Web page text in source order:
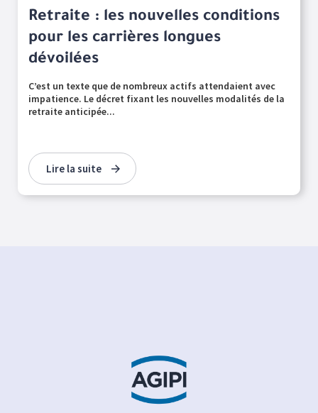
Retraite : les nouvelles conditions
pour les carrières longues
dévoilées
C’est un texte que de nombreux actifs attendaient avec
impatience. Le décret fixant les nouvelles modalités de la
retraite anticipée...
Lire la suite